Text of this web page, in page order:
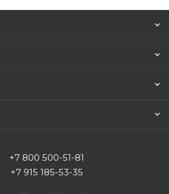
+7 800 500-51-81
+7 915 185-53-35